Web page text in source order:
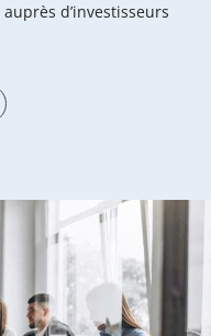
auprès d’investisseurs